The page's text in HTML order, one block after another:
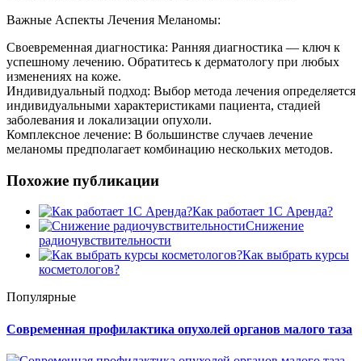
Важные Аспекты Лечения Меланомы:
Своевременная диагностика: Ранняя диагностика — ключ к
успешному лечению. Обратитесь к дерматологу при любых
изменениях на коже.
Индивидуальный подход: Выбор метода лечения определяется
индивидуальными характеристиками пациента, стадией
заболевания и локализации опухоли.
Комплексное лечение: В большинстве случаев лечение
меланомы предполагает комбинацию нескольких методов.
Похожие публикации
Как работает 1С Аренда?
Снижение
радиочувствительности
Как выбрать курсы
косметологов?
Популярные
Современная профилактика опухолей органов малого таза